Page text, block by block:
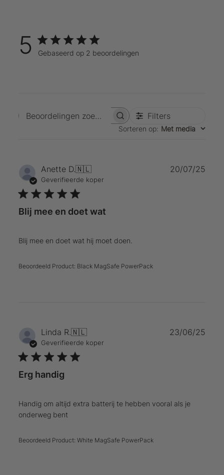
5 Gebaseerd op 2 beoordelingen
Beoordelingen zoekenFilters
Sorteren op: Met media
Anette D.🇳🇱
Geverifieerde koper
Blij mee en doet wat
Blij mee en doet wat hij moet doen.
Beoordeeld Product: Black MagSafe PowerPack
20/07/25
Linda R.🇳🇱
Geverifieerde koper
Erg handig
Handig om altijd extra batterij te hebben vooral als je
onderweg bent
Beoordeeld Product: White MagSafe PowerPack
23/06/25